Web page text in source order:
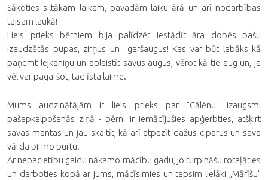
Sākoties siltākam laikam, pavadām laiku ārā un arī nodarbības
taisam laukā!
Liels prieks bērniem bija palīdzēt iestādīt āra dobēs pašu
izaudzētās pupas, zirņus un garšaugus! Kas var būt labāks kā
paņemt lejkaniņu un aplaistīt savus augus, vērot kā tie aug un, ja
vēl var pagaršot, tad īsta laime.
Mums audzinātājām ir liels prieks par "Cālēnu" izaugsmi
pašapkalpošanās ziņā - bērni ir iemācījušies apģerbties, atšķirt
savas mantas un jau skaitīt, kā arī atpazīt dažus ciparus un sava
vārda pirmo burtu.
Ar nepacietību gaidu nākamo mācību gadu, jo turpināšu rotaļāties
un darboties kopā ar jums, mācīsimies un tapsim lielāki „Mārīšu”